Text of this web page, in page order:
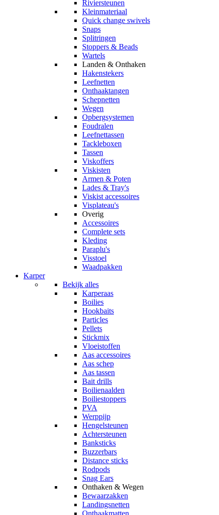
Riviersteunen
Kleinmateriaal
Quick change swivels
Snaps
Splitringen
Stoppers & Beads
Wartels
Landen & Onthaken
Hakenstekers
Leefnetten
Onthaaktangen
Schepnetten
Wegen
Opbergsystemen
Foudralen
Leefnettassen
Tackleboxen
Tassen
Viskoffers
Viskisten
Armen & Poten
Lades & Tray's
Viskist accessoires
Visplateau's
Overig
Accessoires
Complete sets
Kleding
Paraplu's
Visstoel
Waadpakken
Karper
Bekijk alles
Karperaas
Boilies
Hookbaits
Particles
Pellets
Stickmix
Vloeistoffen
Aas accessoires
Aas schep
Aas tassen
Bait drills
Boilienaalden
Boiliestoppers
PVA
Werppijp
Hengelsteunen
Achtersteunen
Banksticks
Buzzerbars
Distance sticks
Rodpods
Snag Ears
Onthaken & Wegen
Bewaarzakken
Landingsnetten
Onthaakmatten